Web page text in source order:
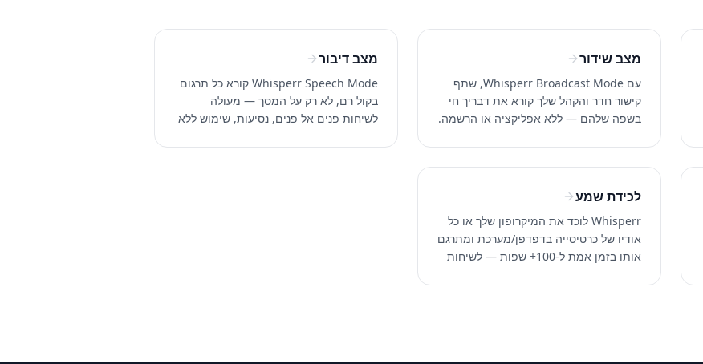
מצב שידור
עם Whisperr Broadcast Mode, שתף
קישור חדר והקהל שלך קורא את דבריך חי
בשפה שלהם — ללא אפליקציה או הרשמה.
מצב דיבור
Whisperr Speech Mode קורא כל תרגום
בקול רם, לא רק על המסך — מעולה
לשיחות פנים אל פנים, נסיעות, שימוש ללא
לכידת שמע
Whisperr לוכד את המיקרופון שלך או כל
אודיו של כרטיסייה בדפדפן/מערכת ומתרגם
אותו בזמן אמת ל-100+ שפות — לשיחות